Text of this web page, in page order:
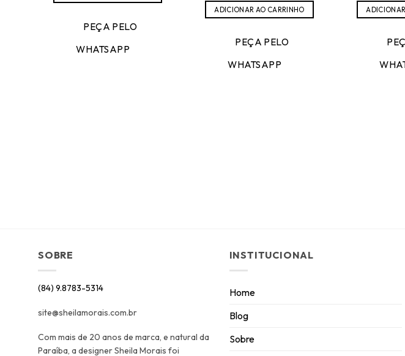
PEÇA PELO
WHATSAPP
ADICIONAR AO CARRINHO
PEÇA PELO
WHATSAPP
SOBRE
(84) 9.8783-5314
site@sheilamorais.com.br
Com mais de 20 anos de marca, e natural da
Paraíba, a designer Sheila Morais foi
INSTITUCIONAL
Home
Blog
Sobre